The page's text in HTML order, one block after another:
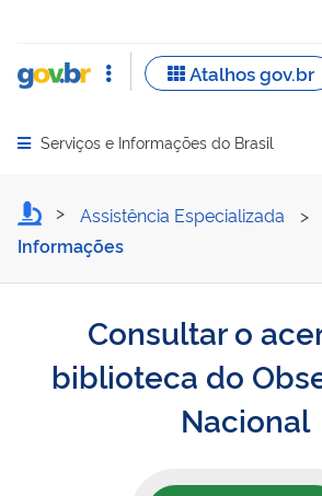
Abrir menu principal de navegação
Serviços e Informações do Brasil
Consultar o
Assistência Especializada >
Informações
Consultar o
biblioteca do
Nacional